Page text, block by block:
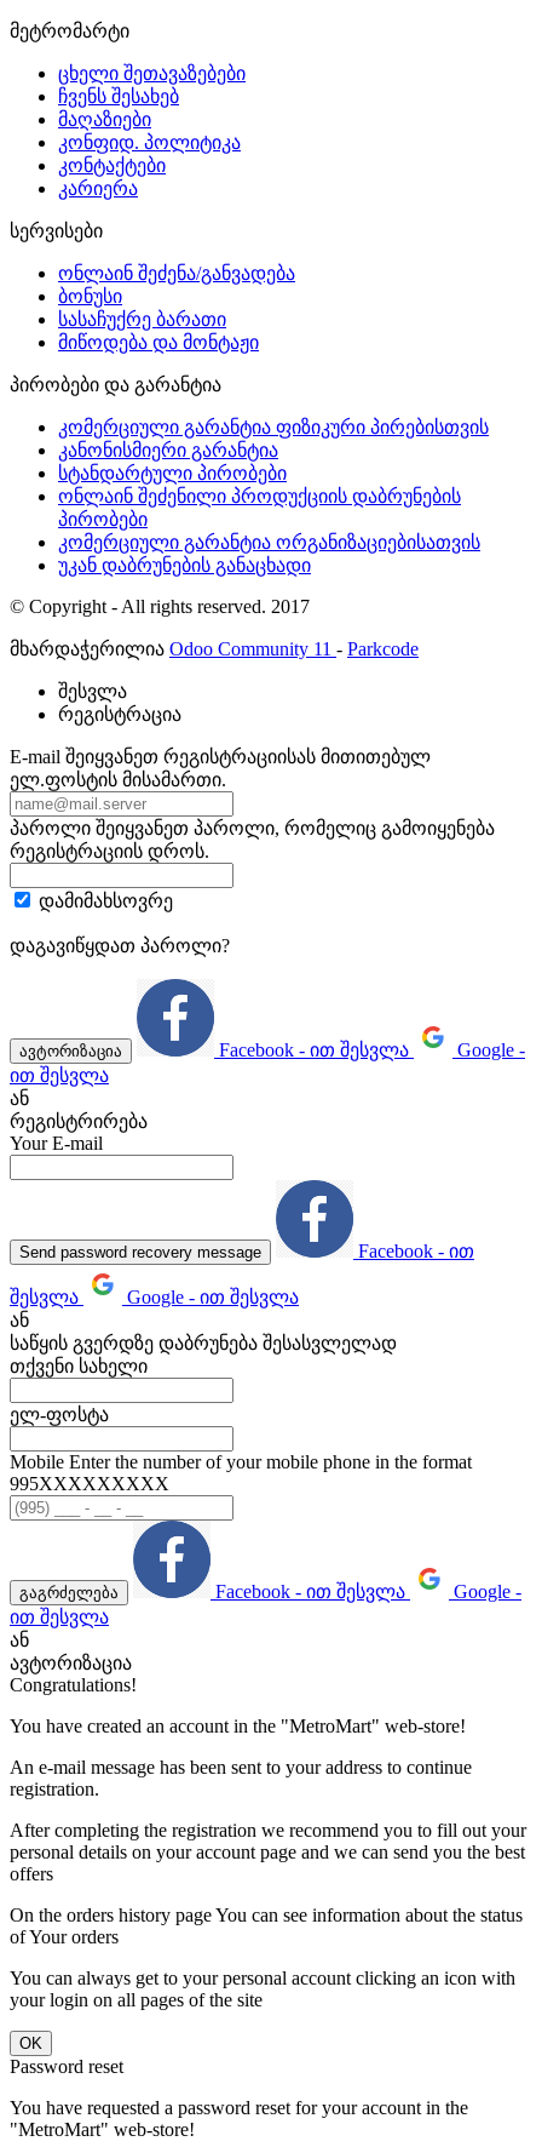
მეტრომარტი
ცხელი შეთავაზებები
ჩვენს შესახებ
მაღაზიები
კონფიდ. პოლიტიკა
კონტაქტები
კარიერა
სერვისები
ონლაინ შეძენა/განვადება
ბონუსი
სასაჩუქრე ბარათი
მიწოდება და მონტაჟი
პირობები და გარანტია
კომერციული გარანტია ფიზიკური პირებისთვის
კანონისმიერი გარანტია
სტანდარტული პირობები
ონლაინ შეძენილი პროდუქციის დაბრუნების
პირობები
კომერციული გარანტია ორგანიზაციებისათვის
უკან დაბრუნების განაცხადი
© Copyright - All rights reserved. 2017
მხარდაჭერილია Odoo Community 11 - Parkcode
შესვლა
რეგისტრაცია
E-mail შეიყვანეთ რეგისტრაციისას მითითებულ
ელ.ფოსტის მისამართი.
პაროლი შეიყვანეთ პაროლი, რომელიც გამოიყენება
რეგისტრაციის დროს.
დამიმახსოვრე
დაგავიწყდათ პაროლი?
ავტორიზაცია Facebook - ით შესვლა
Google -
ით შესვლა
ან
რეგისტრირება
Your E-mail
Send password recovery message Facebook - ით
შესვლა
Google - ით შესვლა
ან
საწყის გვერდზე დაბრუნება შესასვლელად
თქვენი სახელი
ელ-ფოსტა
Mobile Enter the number of your mobile phone in the format
995ХХХХХХХХХ
გაგრძელება Facebook - ით შესვლა
Google -
ით შესვლა
ან
ავტორიზაცია
Congratulations!
You have created an account in the "MetroMart" web-store!
An e-mail message has been sent to your address to continue
registration.
After completing the registration we recommend you to fill out your
personal details on your account page and we can send you the best
offers
On the orders history page You can see information about the status
of Your orders
You can always get to your personal account clicking an icon with
your login on all pages of the site
Password reset
You have requested a password reset for your account in the
"MetroMart" web-store!